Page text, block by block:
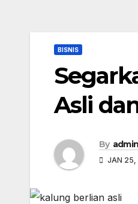
BISNIS
Asli
By admin
JAN 25,